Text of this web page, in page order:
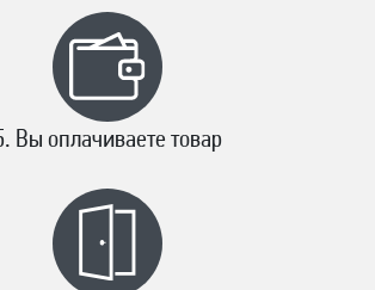
Вы оплачиваете товар